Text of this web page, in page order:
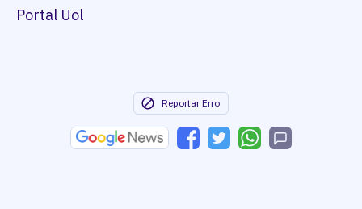
Portal Uol
Reportar Erro